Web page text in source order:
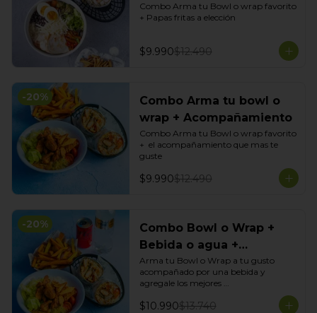
Combo Arma tu Bowl o wrap favorito
+ Papas fritas a elección
$9.990$12.490
-20%
Combo Arma tu bowl o
wrap + Acompañamiento
Combo Arma tu Bowl o wrap favorito
+  el acompañamiento que mas te
guste
$9.990$12.490
-20%
Combo Bowl o Wrap +
Bebida o agua +
Acompañamiento
Arma tu Bowl o Wrap a tu gusto
acompañado por una bebida y
agregale los mejores
acompañamientos de Tasty Garden!
$10.990$13.740